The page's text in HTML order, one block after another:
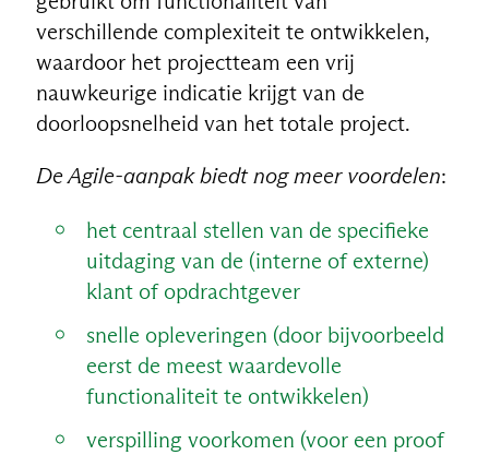
verschillende complexiteit te ontwikkelen,
waardoor het projectteam een ​​vrij
nauwkeurige indicatie krijgt van de
doorloopsnelheid van het totale project.
De Agile-aanpak biedt nog meer voordelen:
het centraal stellen van de specifieke
uitdaging van de (interne of externe)
klant of opdrachtgever
snelle opleveringen (door bijvoorbeeld
eerst de meest waardevolle
functionaliteit te ontwikkelen)
verspilling voorkomen (voor een proof